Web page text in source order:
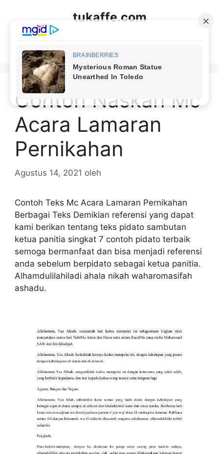
tukaffe.com
Contoh Naskah Mc
Acara Lamaran
Pernikahan
Agustus 14, 2021 oleh
Contoh Teks Mc Acara Lamaran Pernikahan
Berbagai Teks Demikian referensi yang dapat
kami berikan tentang teks pidato sambutan
ketua panitia singkat 7 contoh pidato terbaik
semoga bermanfaat dan bisa menjadi referensi
anda sebelum berpidato sebagai ketua panitia.
Alhamdulilahiladi ahala nikah waharomasifah
ashadu.